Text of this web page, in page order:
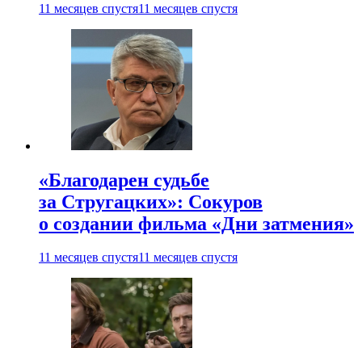
11 месяцев спустя11 месяцев спустя
«Благодарен судьбе
за Стругацких»: Сокуров
о создании фильма «Дни затмения»
11 месяцев спустя11 месяцев спустя